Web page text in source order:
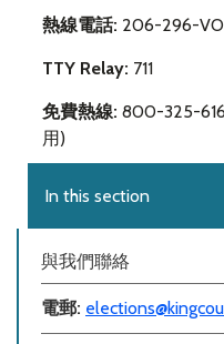
熱線電話: 206-296-
TTY Relay: 711
免費熱線: 800-325-
用)
In this section
與我們聯絡
電郵: